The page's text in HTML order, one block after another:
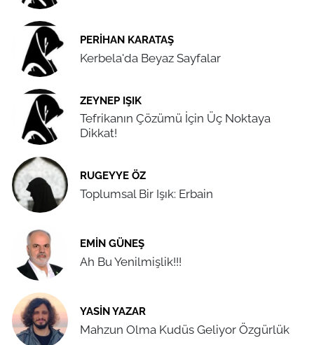
PERIHAN KARATAŞ
Kerbela'da Beyaz Sayfalar
ZEYNEP IŞIK
Tefrikanın Çözümü İçin Üç Noktaya
Dikkat!
RUGEYYE ÖZ
Toplumsal Bir Işık: Erbain
EMIN GÜNEŞ
Ah Bu Yenilmişlik!!!
YASIN YAZAR
Mahzun Olma Kudüs Geliyor Özgürlük